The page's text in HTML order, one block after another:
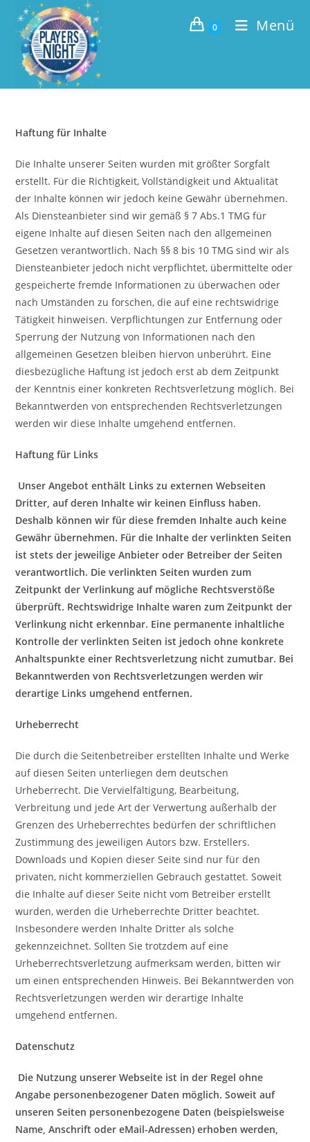
Inhalt
springen
0 Menü
Haftung für Inhalte
Die Inhalte unserer Seiten wurden mit größter Sorgfalt
erstellt. Für die Richtigkeit, Vollständigkeit und Aktualität
der Inhalte können wir jedoch keine Gewähr übernehmen.
Als Diensteanbieter sind wir gemäß § 7 Abs.1 TMG für
eigene Inhalte auf diesen Seiten nach den allgemeinen
Gesetzen verantwortlich. Nach §§ 8 bis 10 TMG sind wir als
Diensteanbieter jedoch nicht verpflichtet, übermittelte oder
gespeicherte fremde Informationen zu überwachen oder
nach Umständen zu forschen, die auf eine rechtswidrige
Tätigkeit hinweisen. Verpflichtungen zur Entfernung oder
Sperrung der Nutzung von Informationen nach den
allgemeinen Gesetzen bleiben hiervon unberührt. Eine
diesbezügliche Haftung ist jedoch erst ab dem Zeitpunkt
der Kenntnis einer konkreten Rechtsverletzung möglich. Bei
Bekanntwerden von entsprechenden Rechtsverletzungen
werden wir diese Inhalte umgehend entfernen.
Haftung für Links
Unser Angebot enthält Links zu externen Webseiten
Dritter, auf deren Inhalte wir keinen Einfluss haben.
Deshalb können wir für diese fremden Inhalte auch keine
Gewähr übernehmen. Für die Inhalte der verlinkten Seiten
ist stets der jeweilige Anbieter oder Betreiber der Seiten
verantwortlich. Die verlinkten Seiten wurden zum
Zeitpunkt der Verlinkung auf mögliche Rechtsverstöße
überprüft. Rechtswidrige Inhalte waren zum Zeitpunkt der
Verlinkung nicht erkennbar. Eine permanente inhaltliche
Kontrolle der verlinkten Seiten ist jedoch ohne konkrete
Anhaltspunkte einer Rechtsverletzung nicht zumutbar. Bei
Bekanntwerden von Rechtsverletzungen werden wir
derartige Links umgehend entfernen.
Urheberrecht
Die durch die Seitenbetreiber erstellten Inhalte und Werke
auf diesen Seiten unterliegen dem deutschen
Urheberrecht. Die Vervielfältigung, Bearbeitung,
Verbreitung und jede Art der Verwertung außerhalb der
Grenzen des Urheberrechtes bedürfen der schriftlichen
Zustimmung des jeweiligen Autors bzw. Erstellers.
Downloads und Kopien dieser Seite sind nur für den
privaten, nicht kommerziellen Gebrauch gestattet. Soweit
die Inhalte auf dieser Seite nicht vom Betreiber erstellt
wurden, werden die Urheberrechte Dritter beachtet.
Insbesondere werden Inhalte Dritter als solche
gekennzeichnet. Sollten Sie trotzdem auf eine
Urheberrechtsverletzung aufmerksam werden, bitten wir
um einen entsprechenden Hinweis. Bei Bekanntwerden von
Rechtsverletzungen werden wir derartige Inhalte
umgehend entfernen.
Datenschutz
Die Nutzung unserer Webseite ist in der Regel ohne
Angabe personenbezogener Daten möglich. Soweit auf
unseren Seiten personenbezogene Daten (beispielsweise
Name, Anschrift oder eMail-Adressen) erhoben werden,